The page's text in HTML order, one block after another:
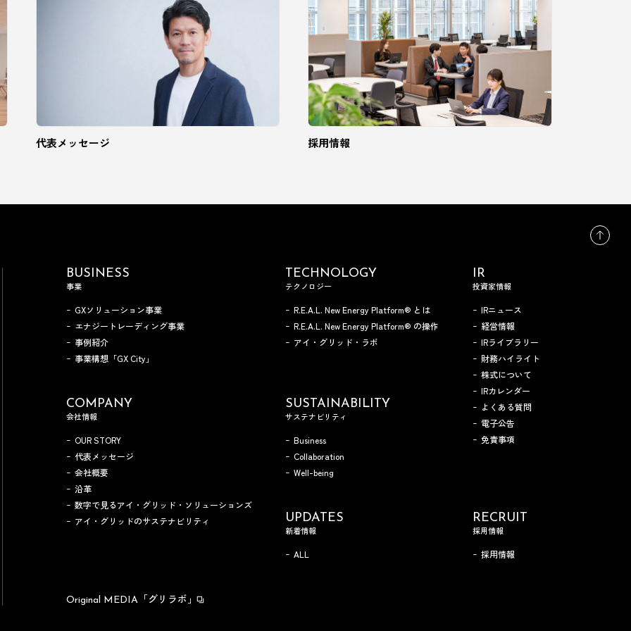
代表メッセージ 採用情報
BUSINESS
事業
GXソリューション事業
エナジートレーディング事業
事例紹介
事業構想「GX City」
TECHNOLOGY
テクノロジー
R.E.A.L. New Energy Platform® とは
R.E.A.L. New Energy Platform® の操作
アイ・グリッド・ラボ
IR
投資家情報
IRニュース
経営情報
IRライブラリー
財務ハイライト
株式について
IRカレンダー
よくある質問
電子公告
免責事項
COMPANY
会社情報
OUR STORY
代表メッセージ
会社概要
沿革
数字で見るアイ・グリッド・ソリューションズ
アイ・グリッドのサステナビリティ
SUSTAINABILITY
サステナビリティ
Business
Collaboration
Well-being
UPDATES
新着情報
ALL
RECRUIT
採用情報
採用情報
Original MEDIA 「グリラボ」